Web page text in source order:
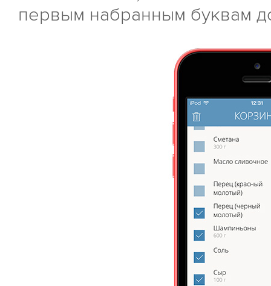
первым набранным буквам